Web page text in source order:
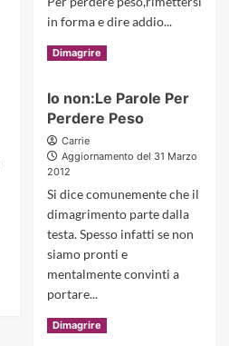
in forma e dire addio...
Scopri di più Read
more
Estratto
Di
Di
per
Perdere
Peso
Dimagrire
Io non:Le Parole Per
Perdere Peso
Carrie
Aggiornamento del 31 Marzo
2012
Si dice comunemente che il
dimagrimento parte dalla
testa. Spesso infatti se non
siamo pronti e
mentalmente convinti a
portare...
Scopri di più Read
more
Dimagrire